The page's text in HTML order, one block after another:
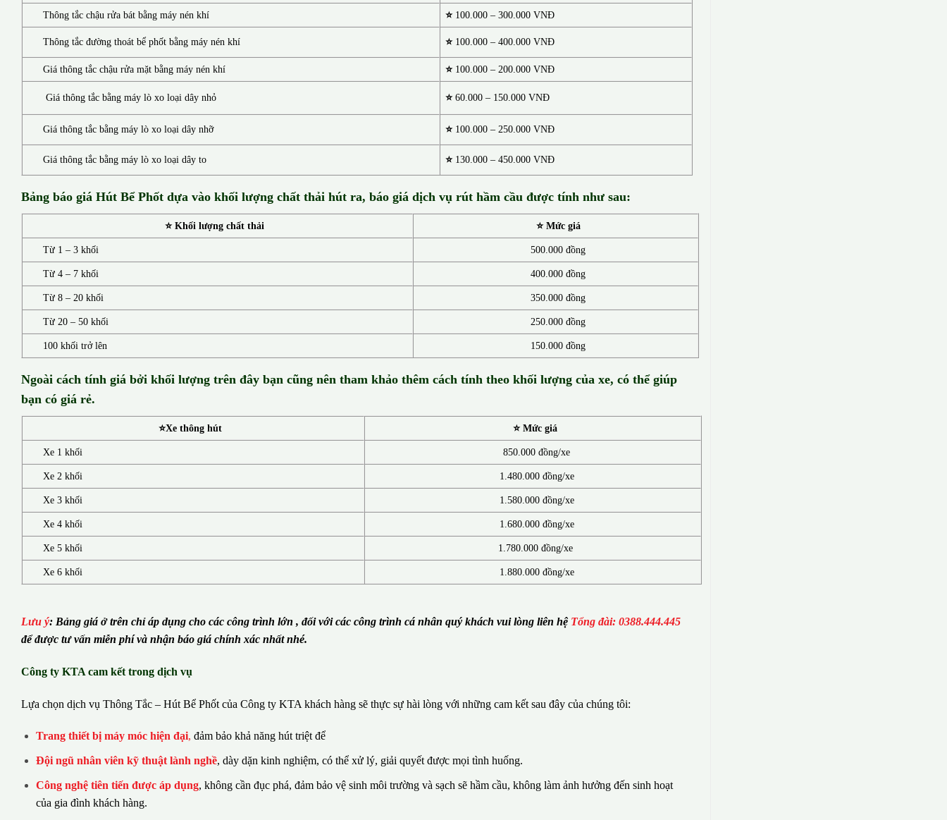
Thông tắc chậu rửa bát bằng máy nén khí ⭐100.000 – 300.000 VNĐ
Thông tắc đường thoát bể phốt bằng máy nén khí ⭐100.000 – 400.000 VNĐ
Giá thông tắc chậu rửa mặt bằng máy nén khí ⭐100.000 – 200.000 VNĐ
Giá thông tắc bằng máy lò xo loại dây nhỏ ⭐60.000 – 150.000 VNĐ
Giá thông tắc bằng máy lò xo loại dây nhỡ ⭐ 100.000 – 250.000 VNĐ
Giá thông tắc bằng máy lò xo loại dây to ⭐130.000 – 450.000 VNĐ
Bảng báo giá Hút Bể Phốt dựa vào khối lượng chất thải hút ra, báo giá dịch vụ rút hầm cầu được tính như sau:
⭐ Khối lượng chất thải ⭐ Mức giá
Từ 1 – 3 khối 500.000 đồng
Từ 4 – 7 khối 400.000 đồng
Từ 8 – 20 khối 350.000 đồng
Từ 20 – 50 khối 250.000 đồng
100 khối trở lên 150.000 đồng
Ngoài cách tính giá bởi khối lượng trên đây bạn cũng nên tham khảo thêm cách tính theo khối lượng của xe, có thể giúp
bạn có giá rẻ.
⭐Xe thông hút ⭐ Mức giá
Xe 1 khối 850.000 đồng/xe
Xe 2 khối 1.480.000 đồng/xe
Xe 3 khối 1.580.000 đồng/xe
Xe 4 khối 1.680.000 đồng/xe
Xe 5 khối 1.780.000 đồng/xe
Xe 6 khối 1.880.000 đồng/xe
Lưu ý: Bảng giá ở trên chỉ áp dụng cho các công trình lớn , đối với các công trình cá nhân quý khách vui lòng liên hệ Tổng đài: 0388.444.445
để được tư vấn miễn phí và nhận báo giá chính xác nhất nhé.
Công ty KTA cam kết trong dịch vụ
Lựa chọn dịch vụ Thông Tắc – Hút Bể Phốt của Công ty KTA khách hàng sẽ thực sự hài lòng với những cam kết sau đây của chúng tôi:
Trang thiết bị máy móc hiện đại, đảm bảo khả năng hút triệt để
Đội ngũ nhân viên kỹ thuật lành nghề, dày dặn kinh nghiệm, có thể xử lý, giải quyết được mọi tình huống.
Công nghệ tiên tiến được áp dụng, không cần đục phá, đảm bảo vệ sinh môi trường và sạch sẽ hầm cầu, không làm ảnh hưởng đến sinh hoạt
của gia đình khách hàng.